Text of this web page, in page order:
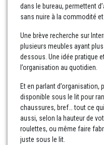
dans le bureau, permettent
sans nuire à la commodité et
Une brève recherche sur
plusieurs meubles ayant
dessous. Une idée pratique
l’organisation au quotidien.
Et en parlant d’organisation,
disponible sous le lit pour
chaussures, bref… tout ce
aussi, selon la hauteur de
roulettes, ou même faire
juste sous le lit.